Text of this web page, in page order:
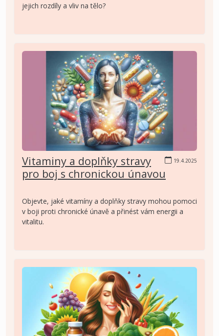
jejich rozdíly a vliv na tělo?
19.4.2025
Vitaminy a doplňky stravy
pro boj s chronickou únavou
Objevte, jaké vitamíny a doplňky stravy mohou pomoci
v boji proti chronické únavě a přinést vám energii a
vitalitu.